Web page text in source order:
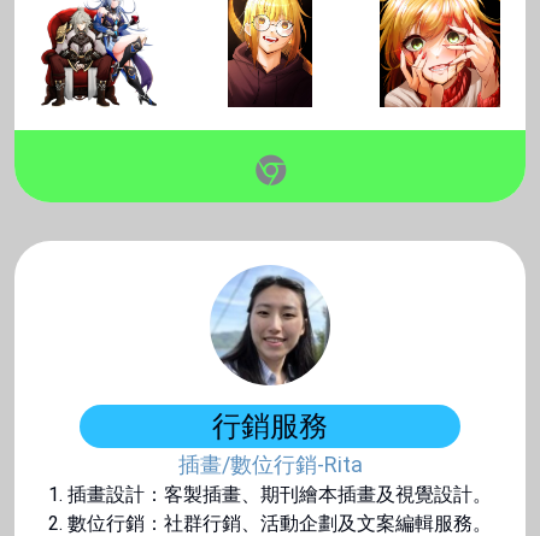
行銷服務
插畫/數位行銷-Rita
1. 插畫設計：客製插畫、期刊繪本插畫及視覺設計。
2. 數位行銷：社群行銷、活動企劃及文案編輯服務。